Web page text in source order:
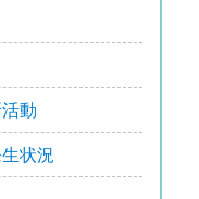
動
状況